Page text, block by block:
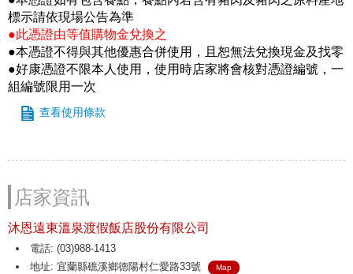
標示請依現場公告為準
●此憑證由等值購物金兌換之
●本憑證不得與其他優惠合併使用，且恕無法兌換現金及找零
●好康憑證不限本人使用，使用時店家將會核對憑證編號，一
組編號限用一次
查看使用條款
店家資訊
沐恩遠東溫泉渡假飯店股份有限公司
電話: (03)988-1413
地址: 宜蘭縣礁溪鄉德陽村仁愛路33號
Map